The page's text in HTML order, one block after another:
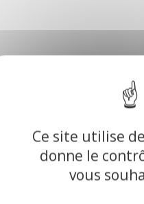
Ce site utilise
donne le
vous